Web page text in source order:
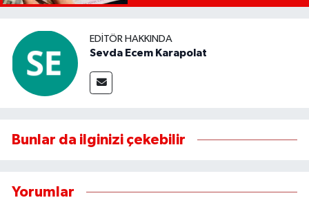
EDITÖR HAKKINDA
Sevda Ecem Karapolat
Bunlar da ilginizi çekebilir
Yorumlar